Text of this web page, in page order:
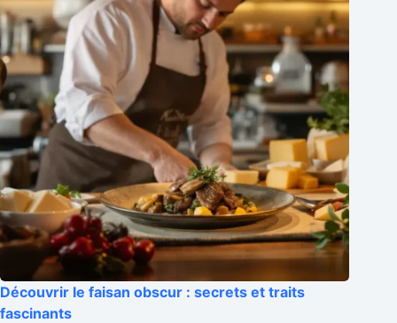
Découvrir le faisan obscur : secrets et traits
fascinants